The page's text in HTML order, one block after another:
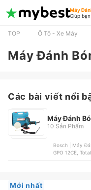
Máy
Giúp
TOP Ô Tô - Xe Máy
Máy Đánh
Các bài viết nổi
Máy Đánh
10 Sản Phẩm
Bosch | Máy Đánh Bóng | GPO 950, Bosch | Máy Đánh Bóng |
GPO 12CE, Total |
Mới nhất